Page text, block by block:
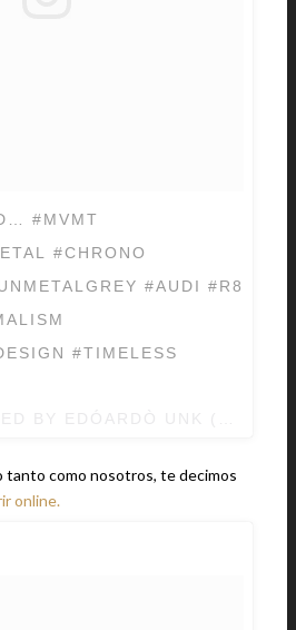
#MVMT
#CHRONO
#AUDI #R8
#TIMELESS
tanto como nosotros, te decimos
online.